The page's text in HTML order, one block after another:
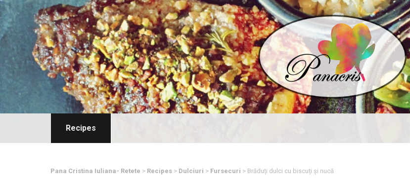
Recipes
Pana Cristina Iuliana- Retete > Recipes > Dulciuri > Fursecuri > Brăduți dulci cu biscuți și nucă